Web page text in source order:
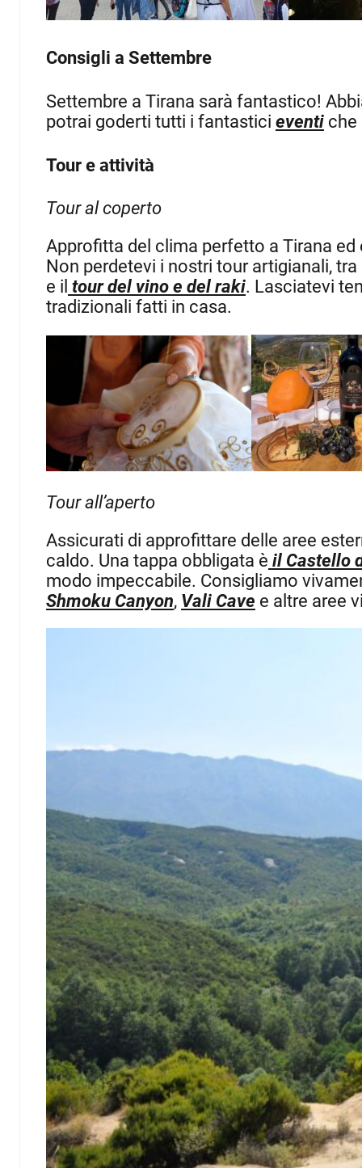
Consigli a Settembre
Settembre a Tirana sarà fantastico!
potrai goderti tutti i fantastici eventi che
Tour e attività
Tour al coperto
Approfitta del clima perfetto a Tirana
Non perdetevi i nostri tour artigianali,
e il tour del vino e del raki. Lasciatevi
tradizionali fatti in casa.
Tour all’aperto
Assicurati di approfittare delle aree
caldo. Una tappa obbligata è il Castello
modo impeccabile. Consigliamo
Shmoku Canyon, Vali Cave e altre aree